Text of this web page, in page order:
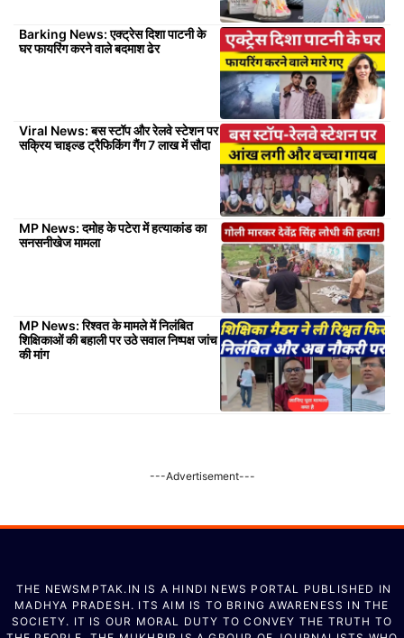
Barking News: एक्ट्रेस दिशा पाटनी के
घर फायरिंग करने वाले बदमाश ढेर
Viral News: बस स्टॉप और रेलवे स्टेशन पर
सक्रिय चाइल्ड ट्रैफिकिंग गैंग 7 लाख में सौदा
MP News: दमोह के पटेरा में हत्याकांड का
सनसनीखेज मामला
MP News: रिश्वत के मामले में निलंबित
शिक्षिकाओं की बहाली पर उठे सवाल निष्पक्ष जांच
की मांग
---Advertisement---
THE NEWSMPTAK.IN IS A HINDI NEWS PORTAL PUBLISHED IN
MADHYA PRADESH. ITS AIM IS TO BRING AWARENESS IN THE
SOCIETY. IT IS OUR MORAL DUTY TO CONVEY THE TRUTH TO